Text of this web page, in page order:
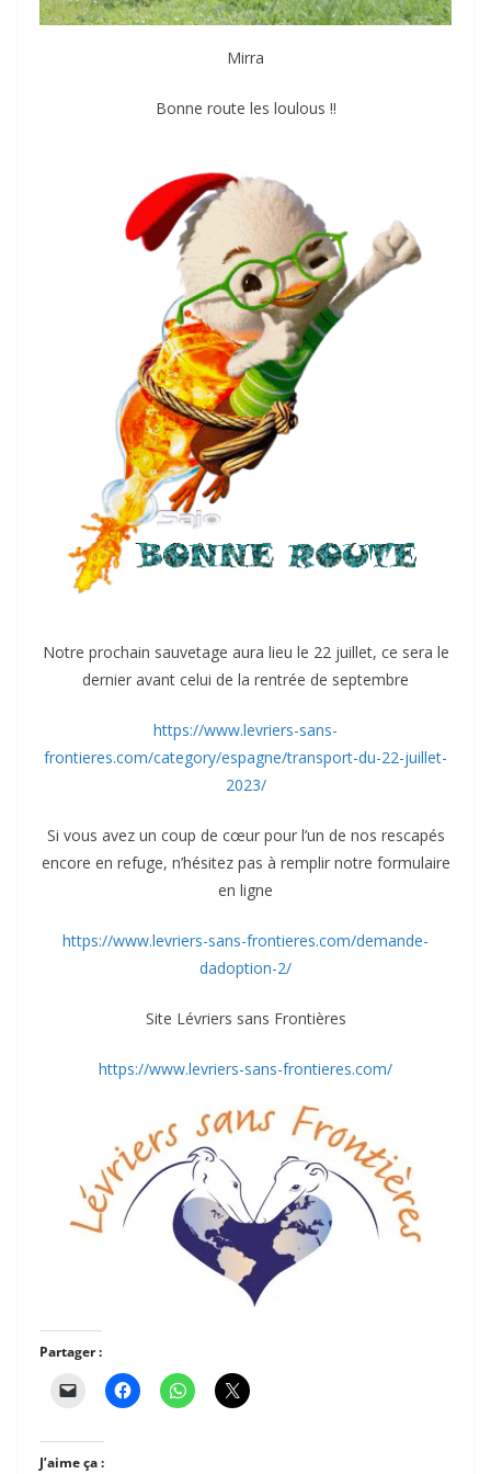
Mirra
Bonne route les loulous !!
Notre prochain sauvetage aura lieu le 22 juillet, ce sera le
dernier avant celui de la rentrée de septembre
https://www.levriers-sans-
frontieres.com/category/espagne/transport-du-22-juillet-
2023/
Si vous avez un coup de cœur pour l’un de nos rescapés
encore en refuge, n’hésitez pas à remplir notre formulaire
en ligne
https://www.levriers-sans-frontieres.com/demande-
dadoption-2/
Site Lévriers sans Frontières
https://www.levriers-sans-frontieres.com/
Partager :
J’aime ça :